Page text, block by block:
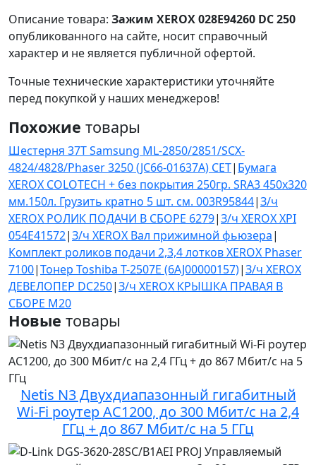
Описание товара: Зажим XEROX 028E94260 DC 250
опубликованного на сайте, носит справочный
характер и не является публичной офертой.
Точные технические характеристики уточняйте
перед покупкой у наших менеджеров!
Похожие товары
Шестерня 37T Samsung ML-2850/2851/SCX-
4824/4828/Phaser 3250 (JC66-01637A) CET| Бумага
XEROX COLOTECH + без покрытия 250гр. SRA3 450x320
мм.150л. Грузить кратно 5 шт. см. 003R95844|З/ч
XEROX РОЛИК ПОДАЧИ В СБОРЕ 6279|З/ч XEROX XPI
054E41572|З/ч XEROX Вал прижимной фьюзера|
Комплект роликов подачи 2,3,4 лотков XEROX Phaser
7100|Тонер Toshiba T-2507E (6AJ00000157)|З/ч XEROX
ДЕВЕЛОПЕР DC250|З/ч XEROX КРЫШКА ПРАВАЯ В
СБОРЕ M20
Новые товары
Netis N3 Двухдиапазонный гигабитный
Wi-Fi роутер AC1200, до 300 Мбит/с на 2,4
ГГц + до 867 Мбит/с на 5 ГГц